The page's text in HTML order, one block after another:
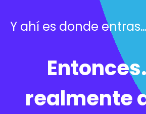
Y ahí es donde entras…
realmente